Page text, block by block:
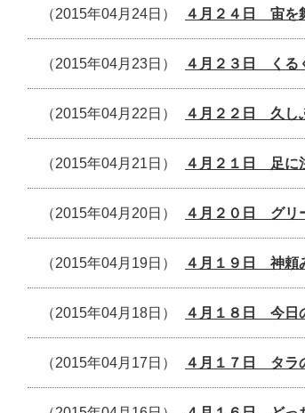
（2015年04月24日） ４月２４日 宙を
（2015年04月23日） ４月２３日 くる
（2015年04月22日） ４月２２日 久し
（2015年04月21日） ４月２１日 足に
（2015年04月20日） ４月２０日 グリ
（2015年04月19日） ４月１９日 神頼
（2015年04月18日） ４月１８日 今日
（2015年04月17日） ４月１７日 タラ